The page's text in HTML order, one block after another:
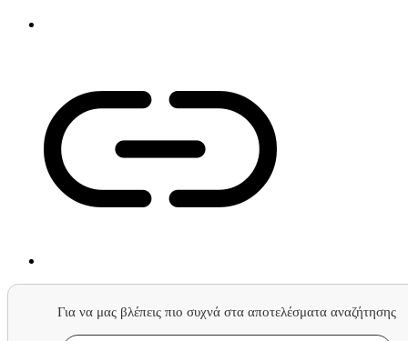
Για να μας βλέπεις πιο συχνά στα αποτελέσματα αναζήτησης